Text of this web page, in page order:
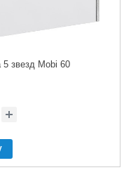
звезд Mobi 60